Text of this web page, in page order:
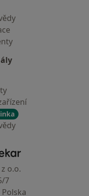
- Hlavní stránka
o.o.
7